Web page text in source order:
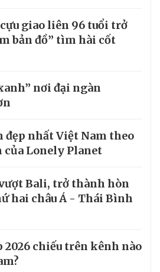
giao liên 96 tuổi trở
bản đồ” tìm hài cốt
nơi đại ngàn
đẹp nhất Việt Nam theo
Lonely Planet
vượt Bali, trở thành hòn
hai châu Á - Thái Bình
2026 chiếu trên kênh nào